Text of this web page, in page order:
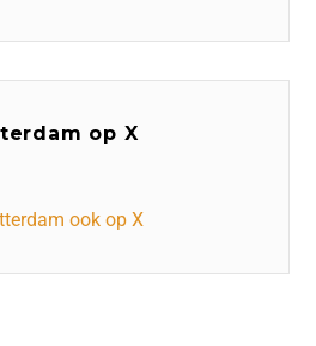
op X
ook op X